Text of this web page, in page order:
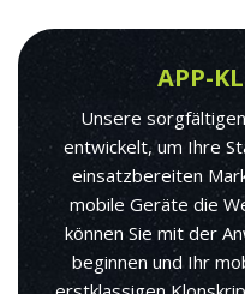
APP-
Unsere
entwickelt, um Ihre
einsatzbereiten
mobile Geräte die
können Sie mit der
beginnen und Ihr